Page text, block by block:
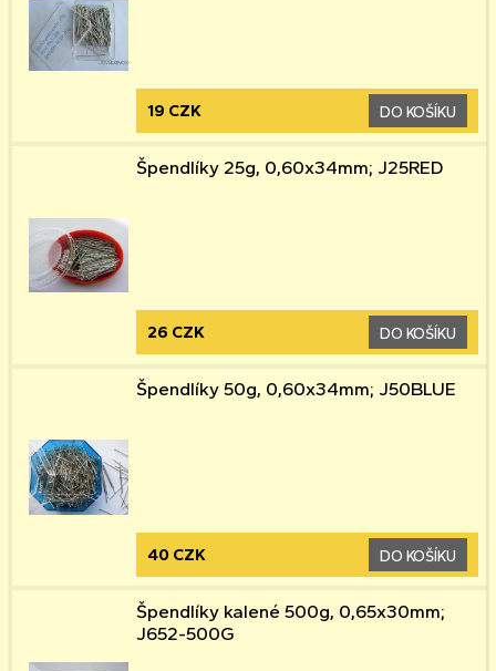
19 CZK DO KOŠÍKU
Špendlíky 25g, 0,60x34mm; J25RED
26 CZK DO KOŠÍKU
Špendlíky 50g, 0,60x34mm; J50BLUE
40 CZK DO KOŠÍKU
Špendlíky kalené 500g, 0,65x30mm;
J652-500G